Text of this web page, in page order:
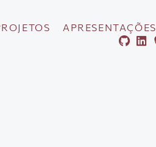
APRESENTAÇÕES